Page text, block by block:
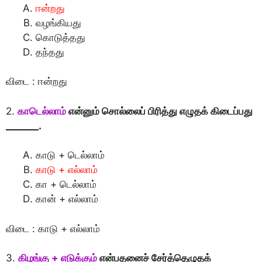
ஈன்றது
வழங்கியது
கொடுத்தது
தந்தது
விடை : ஈன்றது
2. காடெல்லாம் என்னும் சொல்லைப் பிரித்து எழுதக் கிடைப்பது
_______.
காடு + டெல்லாம்
காடு + எல்லாம்
கா + டெல்லாம்
கான் + எல்லாம்
விடை : காடு + எல்லாம்
3. கிழங்கு + எடுக்கும் என்பதனைச் சேர்த்தெழுதக்